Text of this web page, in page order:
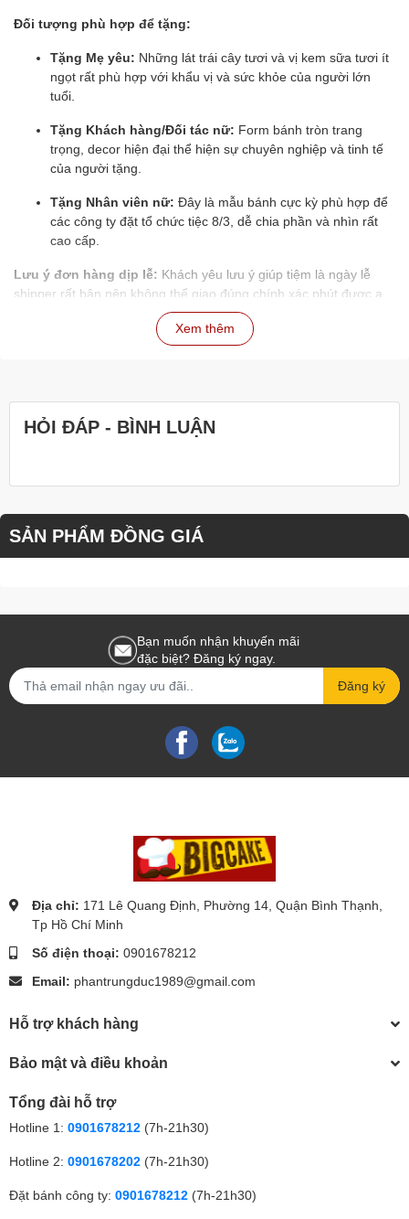
Đối tượng phù hợp để tặng:
Tặng Mẹ yêu: Những lát trái cây tươi và vị kem sữa tươi ít
ngọt rất phù hợp với khẩu vị và sức khỏe của người lớn
tuổi.
Tặng Khách hàng/Đối tác nữ: Form bánh tròn trang
trọng, decor hiện đại thể hiện sự chuyên nghiệp và tinh tế
của người tặng.
Tặng Nhân viên nữ: Đây là mẫu bánh cực kỳ phù hợp để
các công ty đặt tổ chức tiệc 8/3, dễ chia phần và nhìn rất
cao cấp.
Lưu ý đơn hàng dịp lễ: Khách yêu lưu ý giúp tiệm là ngày lễ
shipper rất bận nên không thể giao đúng chính xác phút được ạ.
Mọi người tranh thủ đặt bánh sớm để tiệm chốt đơn và sắp xếp
lịch giao tốt nhất, tránh tình trạng "nghẽn mạng" ngày 8/3 nha.
cả quà cả hoa giao tận tay người thương!
Chất lượng bánh tại tiệm luôn được khẳng định qua thời gian với
khách luôn trọn vẹn.
#BanhSinhNhatSangTrong #QuaTang83
#BanhKemSuaTuoiTraiCay #BanhNgonMoiNgay #BanhKemDep
#HappyWomensDay
Xem thêm
HỎI ĐÁP - BÌNH LUẬN
SẢN PHẨM ĐỒNG GIÁ
Bạn muốn nhận khuyến mãi
đặc biệt? Đăng ký ngay.
Đăng ký
Địa chỉ: 171 Lê Quang Định, Phường 14, Quận Bình Thạnh,
Tp Hồ Chí Minh
Số điện thoại: 0901678212
Email: phantrungduc1989@gmail.com
Hỗ trợ khách hàng
Bảo mật và điều khoản
Tổng đài hỗ trợ
Hotline 1: 0901678212 (7h-21h30)
Hotline 2: 0901678202 (7h-21h30)
Đặt bánh công ty: 0901678212 (7h-21h30)